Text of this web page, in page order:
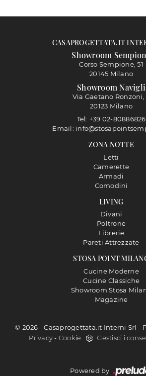
STOSA POINT
Cucine Moderne
Cucine Classiche
Showroom Stosa
Magazine
LIVING
Divani
Poltrone
Librerie
Pareti Attrezzate
ZONA NOTTE
Letti
Camerette
Armadi
Comodini
CASAPROGETTATA.IT
Showroom
Corso Sempione, 51
20145 Milano
Showroom Navigli
Via Gaetano Ronzoni,
20123 Milano
Tel: +39 02-80886826
Email:
© 2026 - Casaprogettata.it Interni Srl -
Privacy- Cookie Gestisci i
Powered by